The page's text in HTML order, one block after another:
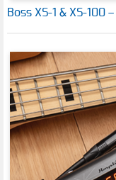
Boss XS-1 & XS-100